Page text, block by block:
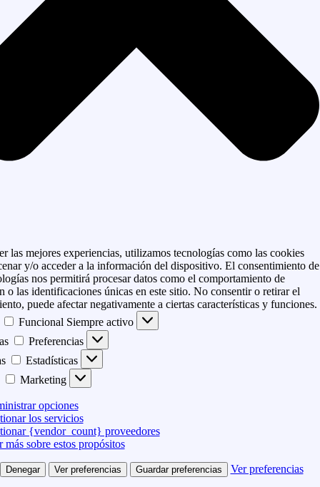
las mejores experiencias, utilizamos tecnologías como las cookies
y/o acceder a la información del dispositivo. El consentimiento de
nos permitirá procesar datos como el comportamiento de
o las identificaciones únicas en este sitio. No consentir o retirar el
puede afectar negativamente a ciertas características y funciones.
Funcional Siempre activo
Preferencias
Estadísticas
Marketing
opciones
los servicios
{vendor_count} proveedores
más sobre estos propósitos
Denegar Ver preferencias Guardar preferencias Ver preferencias